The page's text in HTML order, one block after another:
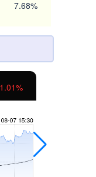
7.68%
1.01%